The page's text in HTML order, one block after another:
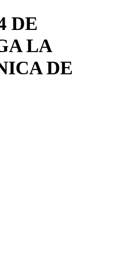
DE
LA
DE